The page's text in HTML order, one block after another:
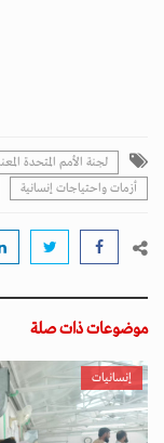
لجنة الأمم المتحدة
أزمات واحتياجات إنسانية
موضوعات ذات صلة
إنسانيات